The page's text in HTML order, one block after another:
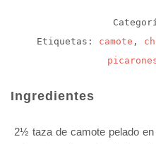
Etiquetas: camote ,
Ingredientes
2½ taza de camote pelado